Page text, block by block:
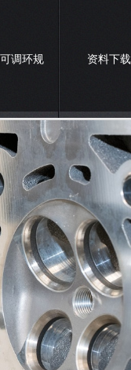
调环规 资料下载